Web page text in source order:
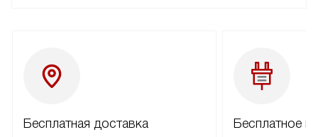
Бесплатная доставка Бесплатное